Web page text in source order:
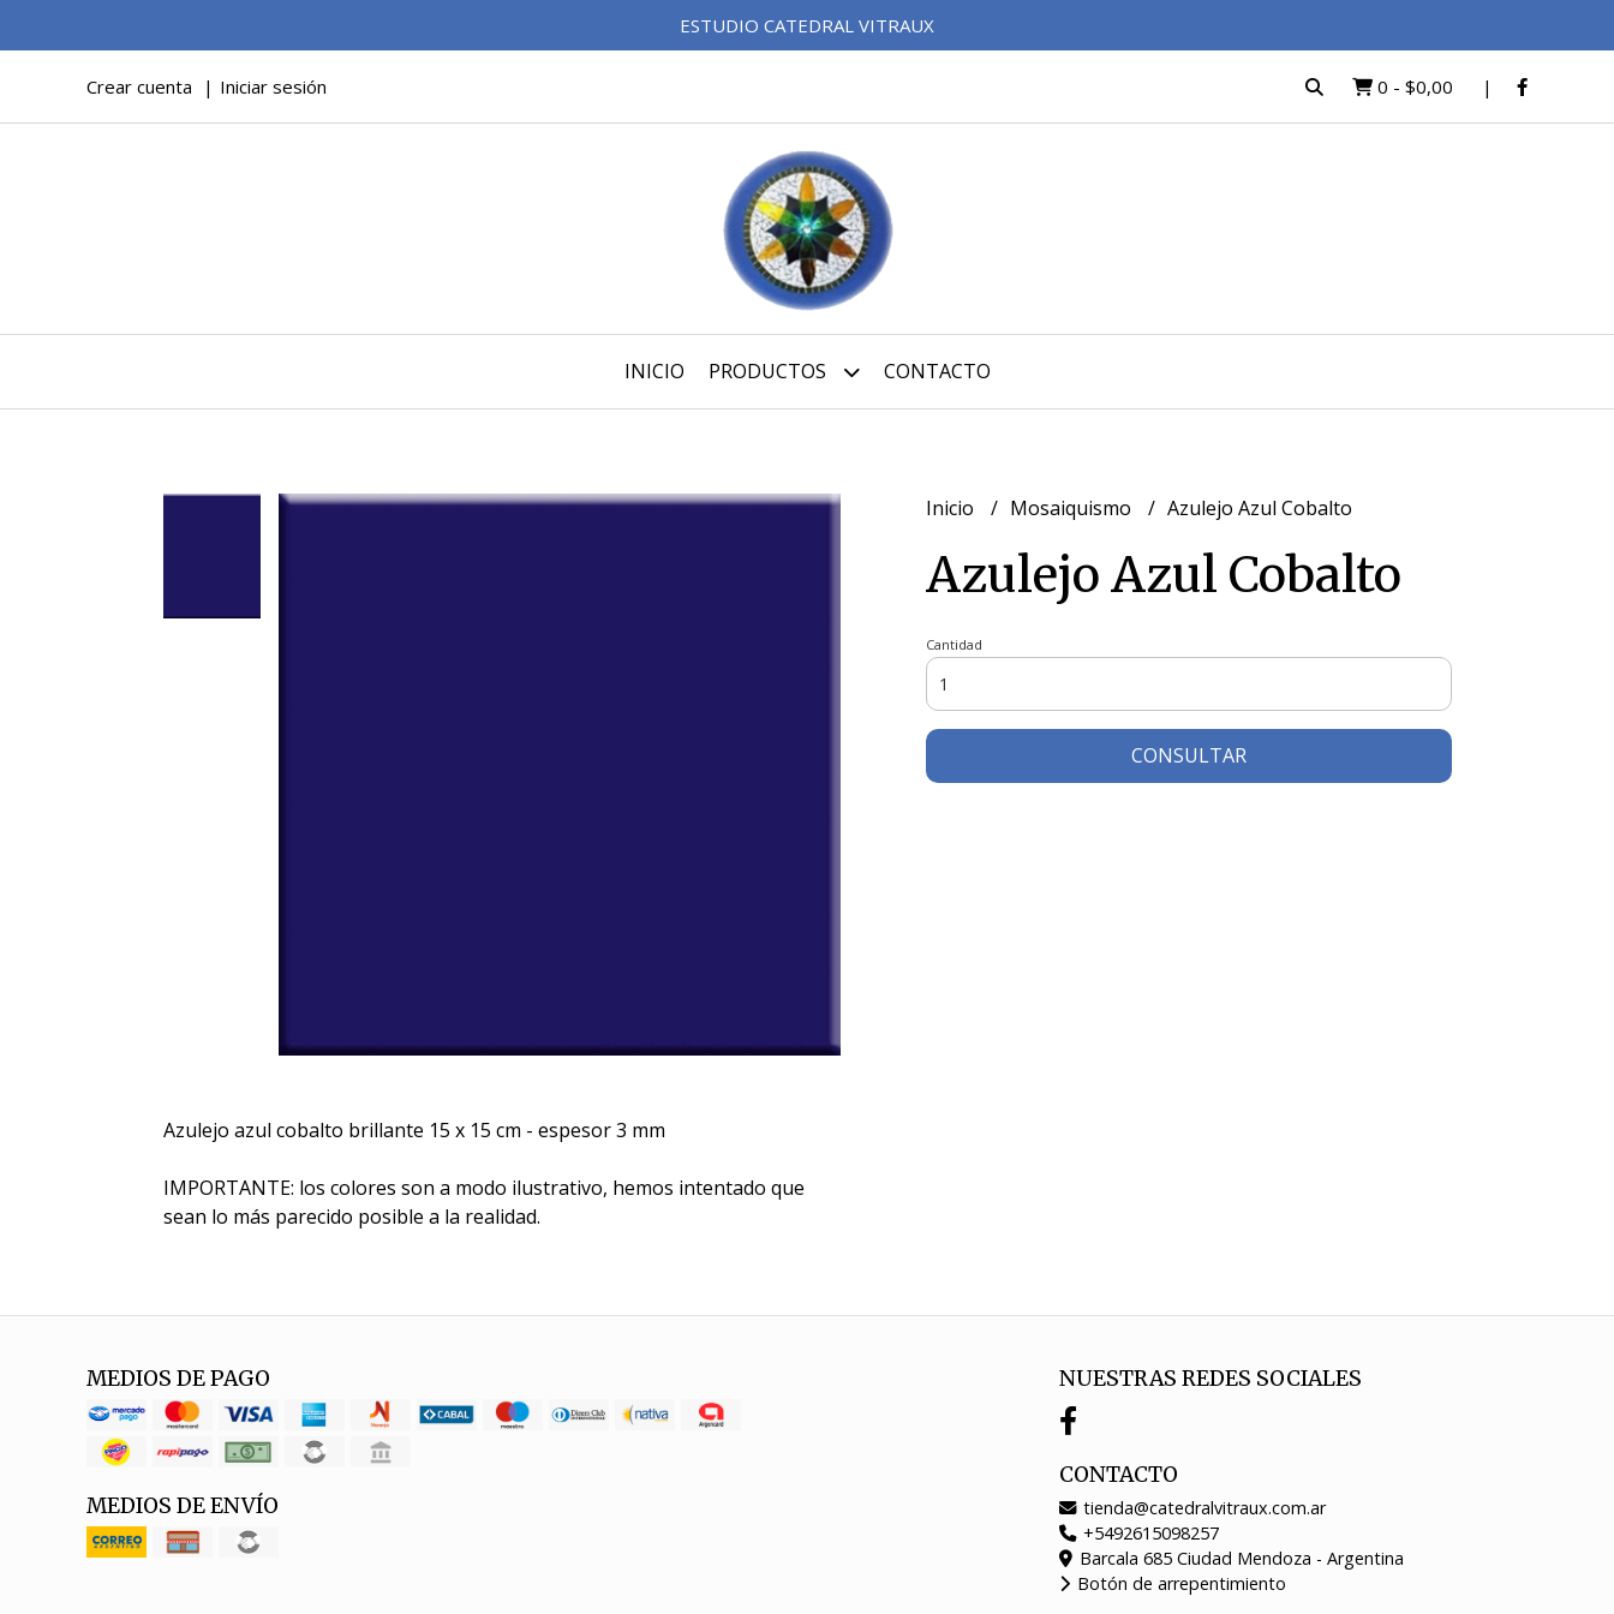
ESTUDIO CATEDRAL VITRAUX
Crear cuenta Iniciar sesión 0 - $0,00
INICIO PRODUCTOS CONTACTO
Azulejo azul cobalto brillante 15 x 15 cm - espesor 3 mm
IMPORTANTE: los colores son a modo ilustrativo, hemos intentado que
sean lo más parecido posible a la realidad.
Inicio Mosaiquismo Azulejo Azul Cobalto
Azulejo Azul Cobalto
Cantidad
CONSULTAR
MEDIOS DE PAGO
MEDIOS DE ENVÍO
NUESTRAS REDES SOCIALES
CONTACTO
tienda@catedralvitraux.com.ar
+5492615098257
Barcala 685 Ciudad Mendoza - Argentina
Botón de arrepentimiento